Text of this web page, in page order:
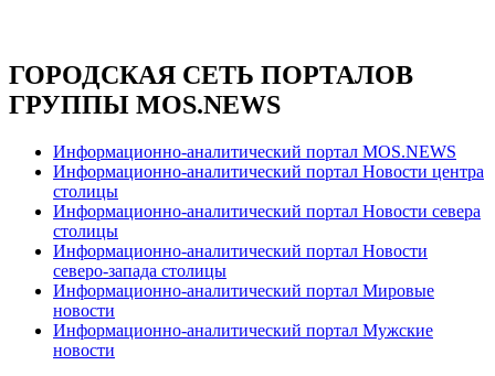
ГОРОДСКАЯ СЕТЬ ПОРТАЛОВ
ГРУППЫ MOS.NEWS
Информационно-аналитический портал MOS.NEWS
Информационно-аналитический портал Новости центра
столицы
Информационно-аналитический портал Новости севера
столицы
Информационно-аналитический портал Новости
северо-запада столицы
Информационно-аналитический портал Мировые
новости
Информационно-аналитический портал Мужские
новости